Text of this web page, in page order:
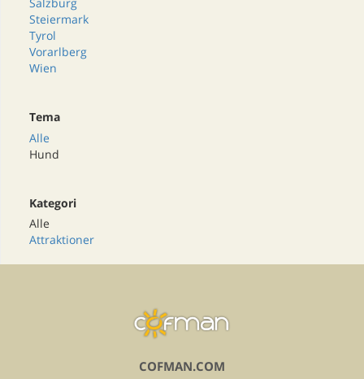
Steiermark
Tyrol
Vorarlberg
Wien
Tema
Alle
Hund
Kategori
Alle
Attraktioner
COFMAN.COM